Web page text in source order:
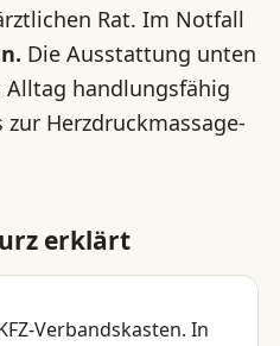
Rat. Im Notfall
Die Ausstattung unten
Alltag handlungsfähig
Herzdruckmassage-
erklärt
Verbandskasten. In